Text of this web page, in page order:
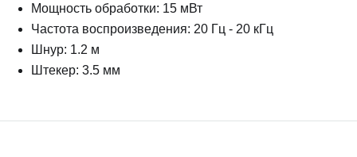
Мощность обработки: 15 мВт
Частота воспроизведения: 20 Гц - 20 кГц
Шнур: 1.2 м
Штекер: 3.5 мм